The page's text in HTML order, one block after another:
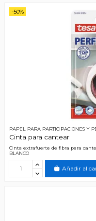
-50%
PAPEL PARA PARTICIPACIONES Y
Cinta para cantear
Cinta extrafuerte de fibra para
BLANCO
Añadir al